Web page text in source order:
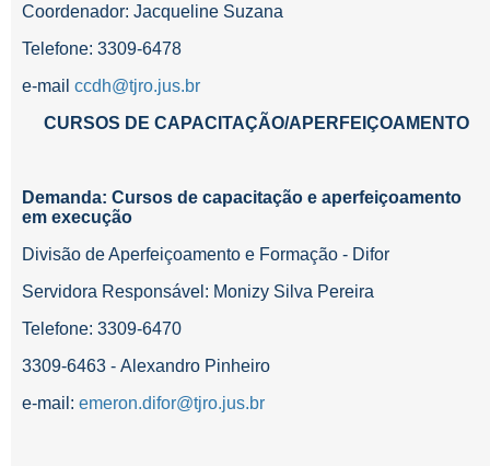
Coordenador: Jacqueline Suzana
Telefone: 3309-6478
e-mail ccdh@tjro.jus.br
CURSOS DE CAPACITAÇÃO/APERFEIÇOAMENTO
Demanda: Cursos de capacitação e aperfeiçoamento
em execução
Divisão de Aperfeiçoamento e Formação - Difor
Servidora Responsável: Monizy Silva Pereira
Telefone: 3309-6470
3309-6463 - Alexandro Pinheiro
e-mail: emeron.difor@tjro.jus.br